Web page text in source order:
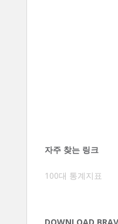
자주 찾는 링크
100대 통계지표